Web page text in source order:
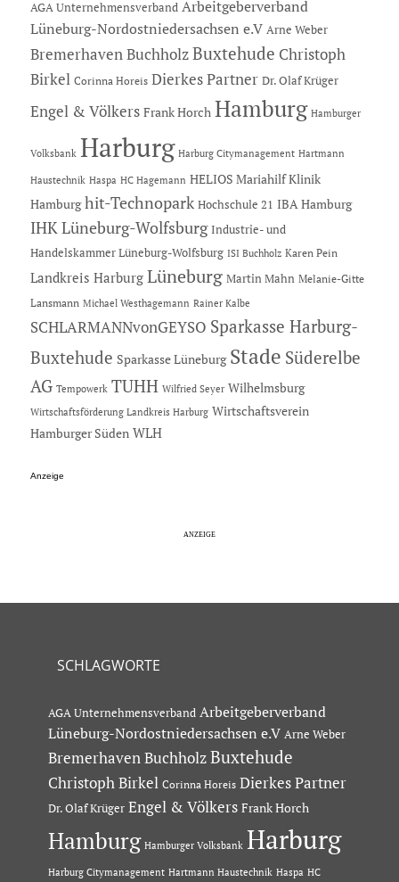
AGA Unternehmensverband Arbeitgeberverband
Lüneburg-Nordostniedersachsen e.V Arne Weber
Bremerhaven Buchholz Buxtehude Christoph
Birkel Corinna Horeis Dierkes Partner Dr. Olaf Krüger
Engel & Völkers Frank Horch Hamburg Hamburger
Volksbank Harburg Harburg Citymanagement Hartmann
Haustechnik Haspa HC Hagemann HELIOS Mariahilf Klinik
Hamburg hit-Technopark Hochschule 21 IBA Hamburg
IHK Lüneburg-Wolfsburg Industrie- und
Handelskammer Lüneburg-Wolfsburg ISI Buchholz Karen Pein
Landkreis Harburg Lüneburg Martin Mahn Melanie-Gitte
Lansmann Michael Westhagemann Rainer Kalbe
SCHLARMANNvonGEYSO Sparkasse Harburg-
Buxtehude Sparkasse Lüneburg Stade Süderelbe
AG Tempowerk TUHH Wilfried Seyer Wilhelmsburg
Wirtschaftsförderung Landkreis Harburg Wirtschaftsverein
Hamburger Süden WLH
Anzeige
SCHLAGWORTE
AGA Unternehmensverband Arbeitgeberverband
Lüneburg-Nordostniedersachsen e.V Arne Weber
Bremerhaven Buchholz Buxtehude
Christoph Birkel Corinna Horeis Dierkes Partner
Dr. Olaf Krüger Engel & Völkers Frank Horch
Hamburg Hamburger Volksbank Harburg
Harburg Citymanagement Hartmann Haustechnik Haspa HC